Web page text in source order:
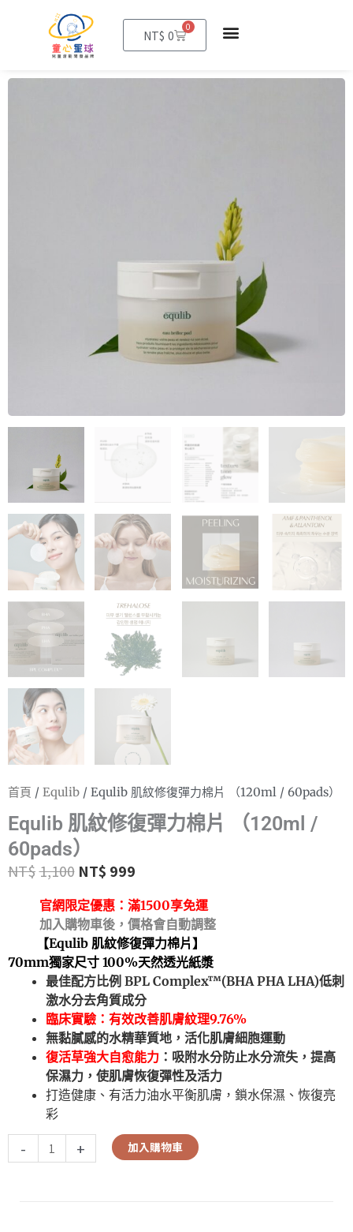
NT$ 0
0
購
物
首頁 / Equlib / Equlib 肌紋修復彈力棉片 （120ml / 60pads）
Equlib 肌紋修復彈力棉片 （120ml /
60pads）
NT$1,100 NT$ 999
官網限定優惠： 滿1500享免運
加入購物車後，價格會自動調整
【Equlib 肌紋修復彈力棉片 】
70mm獨家尺寸 100%天然透光紙漿
最佳配方比例 BPL Complex™(BHA PHA LHA)低刺
激水分去角質成分
臨床實驗：有效改善肌膚紋理9.76%
無黏膩感的水精華質地，活化肌膚細胞運動
復活草強大自愈能力 ：吸附水分防止水分流失，提高
保濕力，使肌膚恢復彈性及活力
打造健康、有活力油水平衡肌膚，鎖水保濕、恢復亮
彩
- + 加入購物車